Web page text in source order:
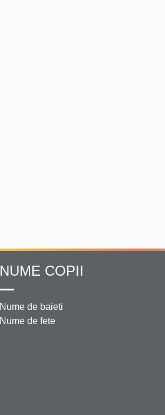
NUME COPII
Nume de baieti
Nume de fete